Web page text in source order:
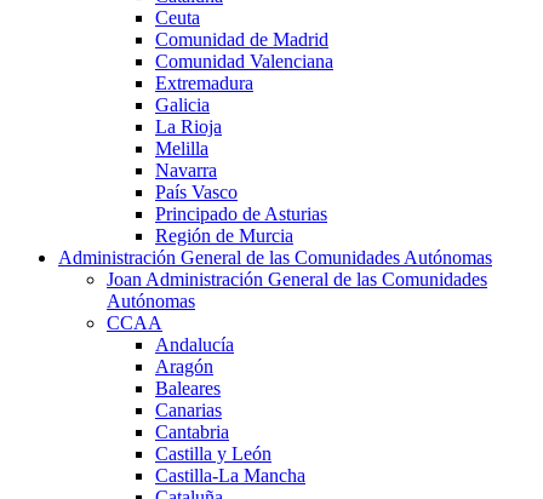
Ceuta
Comunidad de Madrid
Comunidad Valenciana
Extremadura
Galicia
La Rioja
Melilla
Navarra
País Vasco
Principado de Asturias
Región de Murcia
Administración General de las Comunidades Autónomas
Joan Administración General de las Comunidades
Autónomas
CCAA
Andalucía
Aragón
Baleares
Canarias
Cantabria
Castilla y León
Castilla-La Mancha